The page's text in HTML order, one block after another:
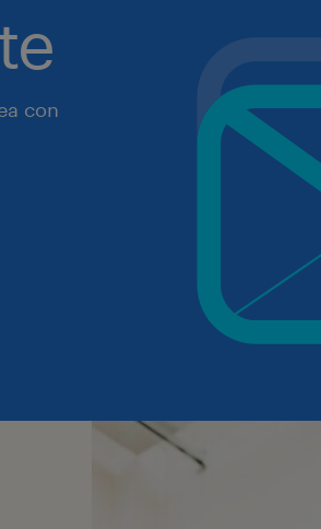
con